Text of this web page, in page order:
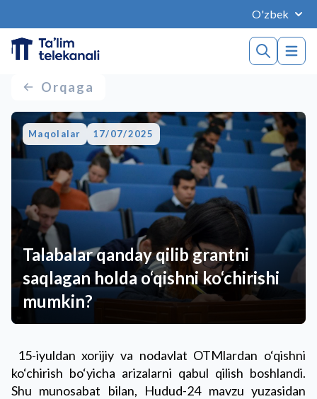
O'zbek
Orqaga
Maqolalar 17/07/2025
Talabalar qanday qilib grantni
saqlagan holda o‘qishni ko‘chirishi
mumkin?
15-iyuldan xorijiy va nodavlat OTMlardan o‘qishni
ko‘chirish bo‘yicha arizalarni qabul qilish boshlandi.
Shu munosabat bilan, Hudud-24 mavzu yuzasidan